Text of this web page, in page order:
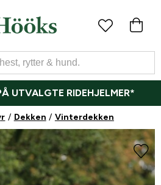
UTVALGTE RIDEHJELMER*
Dekken Vinterdekken